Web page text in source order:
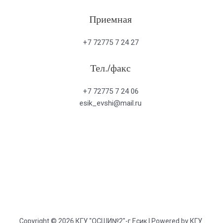
Приемная
+7 72775 7 24 27
Тел./факс
+7 72775 7 24 06
esik_evshi@mail.ru
Copyright © 2026 КГУ "ОСШИ№2"-г.Есик | Powered by КГУ